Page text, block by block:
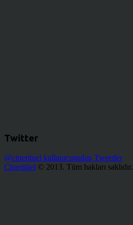
Twitter
@cinerituel kullanıcısından Tweetler
Cineritüel © 2013. Tüm hakları saklıdır.